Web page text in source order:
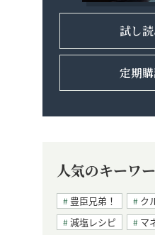
試し
定期
人気のキーワ
豊臣兄弟！
ク
減塩レシピ
マ